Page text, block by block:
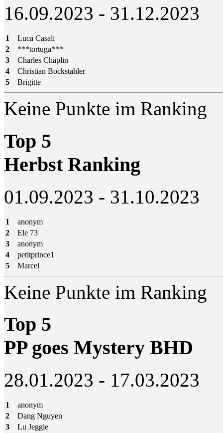
16.09.2023 - 31.12.2023
1
Luca Casali
2
***tortuga***
3
Charles Chaplin
4
Christian Bockstahler
5
Brigitte
Keine Punkte im Ranking
Top 5
Herbst Ranking
01.09.2023 - 31.10.2023
1
anonym
2
Ele 73
3
anonym
4
petitprince1
5
Marcel
Keine Punkte im Ranking
Top 5
PP goes Mystery BHD
28.01.2023 - 17.03.2023
1
anonym
2
Dang Nguyen
3
Lu Jeggle